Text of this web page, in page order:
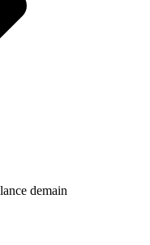
demain